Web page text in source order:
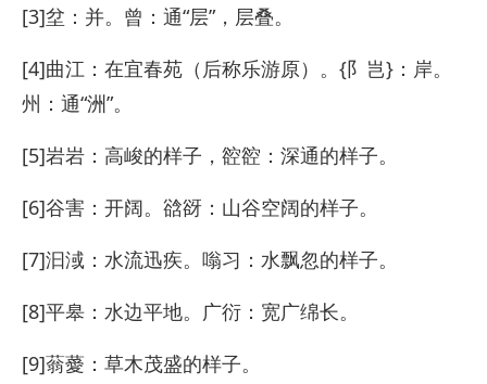
[3]坌：并。曾：通“层”，层叠。
[4]曲江：在宜春苑（后称乐游原）。{阝岂}：岸。
州：通“洲”。
[5]岩岩：高峻的样子，谾谾：深通的样子。
[6]谷害：开阔。谽谺：山谷空阔的样子。
[7]汩淢：水流迅疾。嗡习：水飘忽的样子。
[8]平皋：水边平地。广衍：宽广绵长。
[9]蓊薆：草木茂盛的样子。